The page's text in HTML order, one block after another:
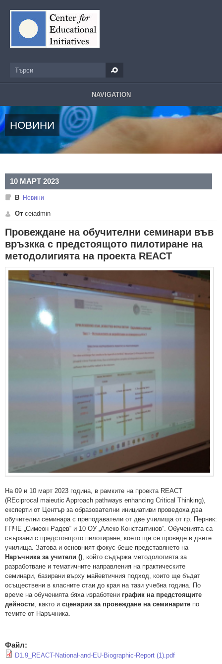
Търси
NAVIGATION
НОВИНИ
10 МАРТ 2023
В Новини
От ceiadmin
Провеждане на обучителни семинари във
връзкка с предстоящото пилотиране на
методолигията на проекта REACT
На 09 и 10 март 2023 година, в рамките на проекта REACT
(REciprocal maieutic Approach pathways enhancing Critical Thinking),
експерти от Център за образователни инициативи проведоха два
обучителни семинара с преподаватели от две училища от гр. Перник:
ГПЧЕ „Симеон Радев“ и 10 ОУ „Алеко Константинов“. Обученията са
свързани с предстоящото пилотиране, което ще се проведе в двете
училища. Затова и основният фокус беше представянето на
Наръчника за учители () , който съдържа методологията за
разработване и тематичните направления на практическите
семинари, базирани върху майевтичния подход, които ще бъдат
осъществени в класните стаи до края на тази учебна година. По
време на обученията бяха изработени график на предстоящите
дейности , както и сценарии за провеждане на семинарите по
темите от Наръчника.
Файл:
D1.9_REACT-National-and-EU-Biographic-Report (1).pdf